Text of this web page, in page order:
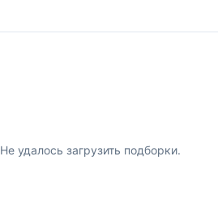
Не удалось загрузить подборки.